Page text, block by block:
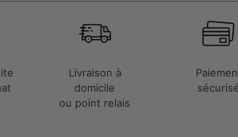
Livraison à
domicile
ou point relais
sécurisé